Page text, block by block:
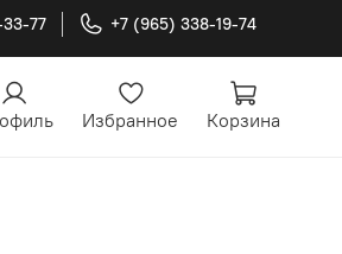
77 +7 (965) 338-19-74
Избранное Корзина